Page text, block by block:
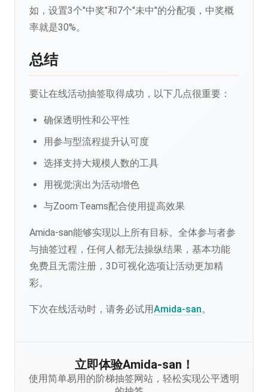
如，设置3个"中奖"和7个"未中"的分配项，中奖概
率就是30%。
总结
要让在线活动抽签取得成功，以下几点很重要：
确保透明性和公平性
用参与型流程提升认可度
选择支持大规模人数的工具
用视觉演出为活动增色
与Zoom·Teams配合使用提高效果
Amida-san能够实现以上所有目标。全体参与者参
与抽签过程，任何人都无法操纵结果，基本功能
免费且无需注册，3D可视化选项让活动更加精
彩。
下次在线活动时，请务必试用Amida-san。
立即体验Amida-san！
使用简单易用的阶梯抽签网站，轻松实现公平透明